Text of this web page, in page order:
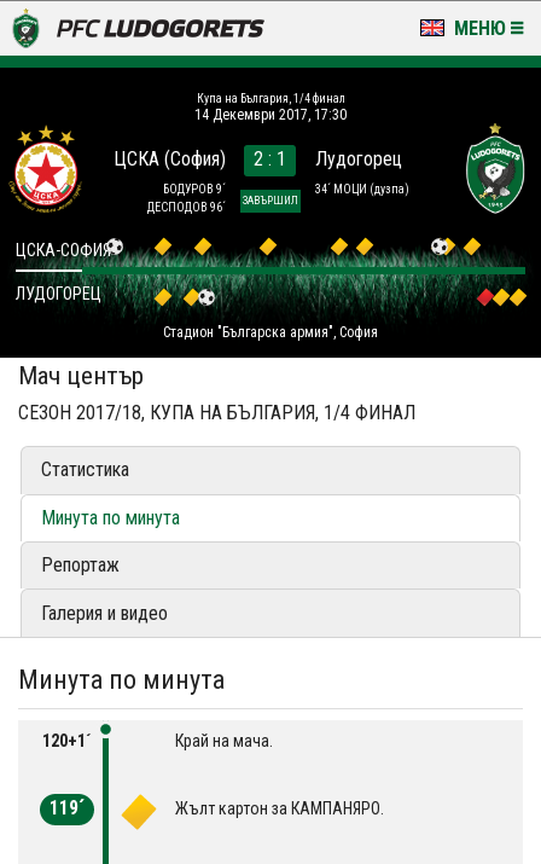
МЕНЮ
LUDOGORETS TV
НА ТЕРЕНА
СТАДИОН & БАЗИ
КЛУБ
ЗА ФЕНОВЕ
Купа на България, 1/4 финал
14 Декември 2017, 17:30
ЦСКА (София)
БОДУРОВ 9´
ДЕСПОДОВ 96´
2 : 1
ЗАВЪРШИЛ
Лудогорец
34´ МОЦИ (дузпа)
Стадион "Българска армия", София
ЦСКА-СОФИЯ
ЛУДОГОРЕЦ
Мач център
СЕЗОН 2017/18, КУПА НА БЪЛГАРИЯ, 1/4 ФИНАЛ
Статистика
Минута по минута
Репортаж
Галерия и видео
Минута по минута
120+1´ Край на мача.
119´ Жълт картон за КАМПАНЯРО.